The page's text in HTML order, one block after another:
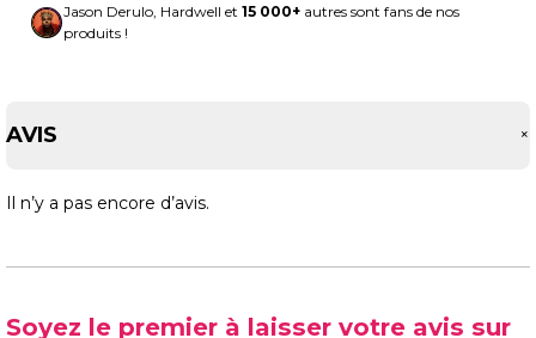
Jason Derulo, Hardwell et 15 000+ autres sont fans de nos
produits !
AVIS +
Il n’y a pas encore d’avis.
Soyez le premier à laisser votre avis sur